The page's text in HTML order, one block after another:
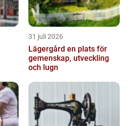
31 juli 2026
Lägergård en plats för
gemenskap, utveckling
och lugn